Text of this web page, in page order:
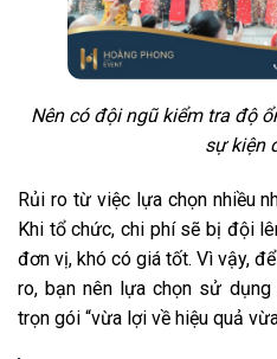
Nên có đội ngũ kiểm tra độ
sự kiện
Rủi ro từ việc lựa chọn nhiều
Khi tổ chức, chi phí sẽ bị đội
đơn vị, khó có giá tốt. Vì vậy,
ro, bạn nên lựa chọn sử
trọn gói “vừa lợi về hiệu quả